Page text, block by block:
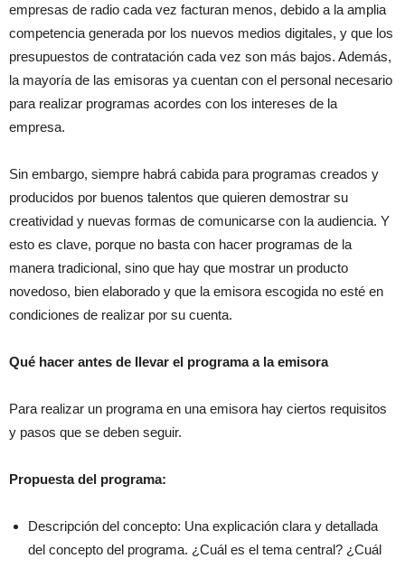
empresas de radio cada vez facturan menos, debido a la amplia
competencia generada por los nuevos medios digitales, y que los
presupuestos de contratación cada vez son más bajos. Además,
la mayoría de las emisoras ya cuentan con el personal necesario
para realizar programas acordes con los intereses de la
empresa.
Sin embargo, siempre habrá cabida para programas creados y
producidos por buenos talentos que quieren demostrar su
creatividad y nuevas formas de comunicarse con la audiencia. Y
esto es clave, porque no basta con hacer programas de la
manera tradicional, sino que hay que mostrar un producto
novedoso, bien elaborado y que la emisora escogida no esté en
condiciones de realizar por su cuenta.
Qué hacer antes de llevar el programa a la emisora
Para realizar un programa en una emisora hay ciertos requisitos
y pasos que se deben seguir.
Propuesta del programa:
Descripción del concepto: Una explicación clara y detallada
del concepto del programa. ¿Cuál es el tema central? ¿Cuál